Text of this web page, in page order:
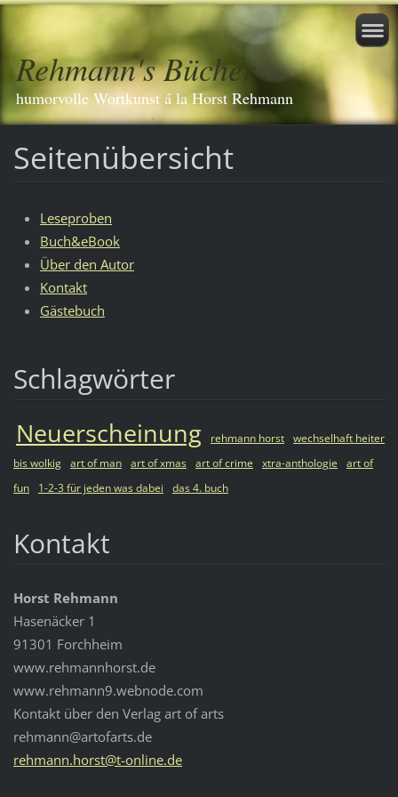
Rehmann's Bücher
humorvolle Wortkunst á la Horst Rehmann
Seitenübersicht
Leseproben
Buch&eBook
Über den Autor
Kontakt
Gästebuch
Schlagwörter
Neuerscheinung rehmann horst wechselhaft heiter
bis wolkig art of man art of xmas art of crime xtra-anthologie
art of
fun
1-2-3 für jeden was dabei das 4. buch
Kontakt
Horst Rehmann
Hasenäcker 1
91301 Forchheim
www.rehmannhorst.de
www.rehmann9.webnode.com
Kontakt über den Verlag art of arts
rehmann@artofarts.de
rehmann.horst@t-online.de